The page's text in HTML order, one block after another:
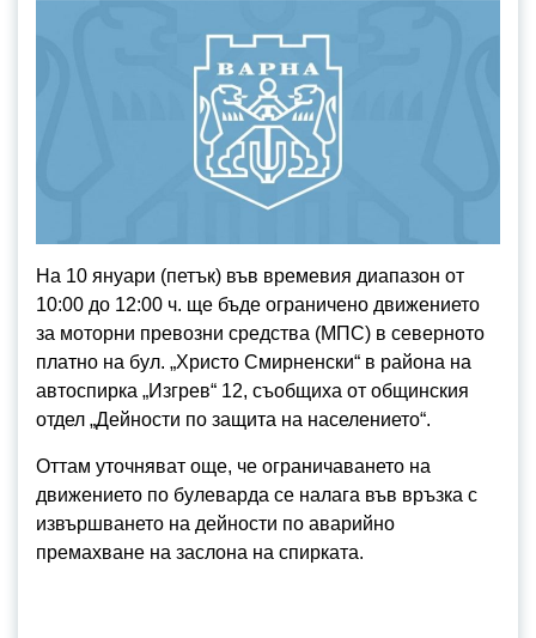
На 10 януари (петък) във времевия диапазон от
10:00 до 12:00 ч. ще бъде ограничено движението
за моторни превозни средства (МПС) в северното
платно на бул. „Христо Смирненски“ в района на
автоспирка „Изгрев“ 12, съобщиха от общинския
отдел „Дейности по защита на населението“.
Оттам уточняват още, че ограничаването на
движението по булеварда се налага във връзка с
извършването на дейности по аварийно
премахване на заслона на спирката.